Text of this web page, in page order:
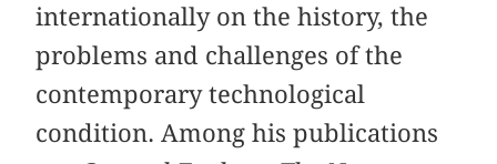
internationally on the history, the
problems and challenges of the
contemporary technological
condition. Among his publications